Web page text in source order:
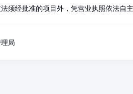
须经批准的项目外，凭营业执照依法自主
局